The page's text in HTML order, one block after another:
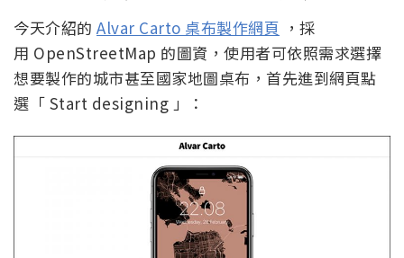
今天介紹的 Alvar Carto 桌布製作網頁 ，採
用 OpenStreetMap 的圖資，使用者可依照需求選擇
想要製作的城市甚至國家地圖桌布，首先進到網頁點
選「 Start designing 」：